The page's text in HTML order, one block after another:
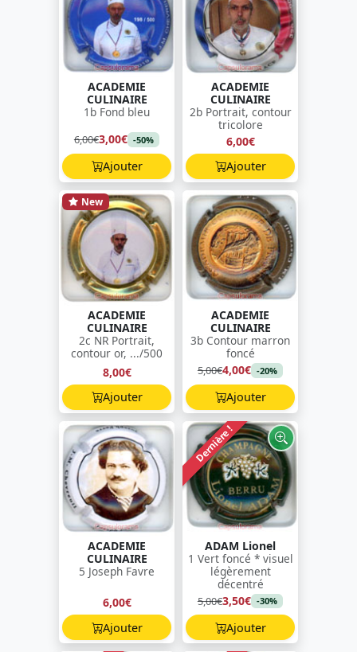
ACADEMIE
CULINAIRE
1b Fond bleu
6,00€3,00€ -50%
Ajouter
ACADEMIE
CULINAIRE
2b Portrait, contour
tricolore
6,00€
Ajouter
New
ACADEMIE
CULINAIRE
2c NR Portrait,
contour or, .../500
8,00€
Ajouter
ACADEMIE
CULINAIRE
3b Contour marron
foncé
5,00€4,00€ -20%
Ajouter
ACADEMIE
CULINAIRE
5 Joseph Favre
6,00€
Ajouter
Dernière !
ADAM Lionel
1 Vert foncé * visuel
légèrement
décentré
5,00€3,50€ -30%
Ajouter